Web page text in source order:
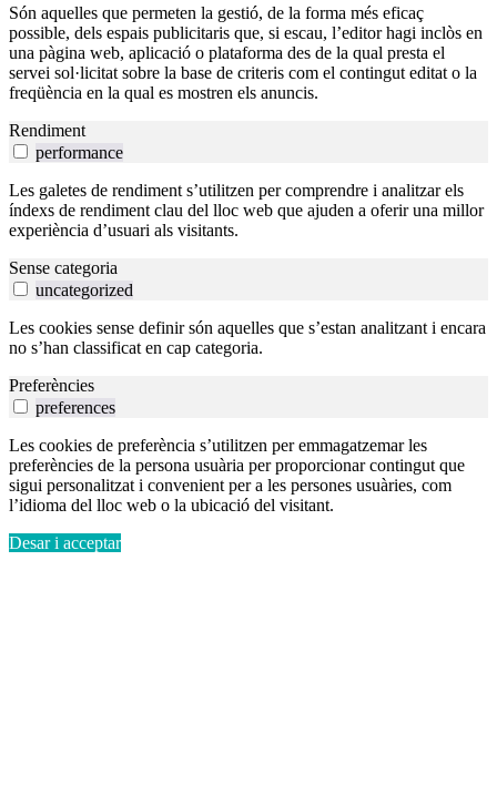
Són aquelles que permeten la gestió, de la forma més eficaç
possible, dels espais publicitaris que, si escau, l’editor hagi inclòs en
una pàgina web, aplicació o plataforma des de la qual presta el
servei sol·licitat sobre la base de criteris com el contingut editat o la
freqüència en la qual es mostren els anuncis.
Rendiment
performance
Les galetes de rendiment s’utilitzen per comprendre i analitzar els
índexs de rendiment clau del lloc web que ajuden a oferir una millor
experiència d’usuari als visitants.
Sense categoria
uncategorized
Les cookies sense definir són aquelles que s’estan analitzant i encara
no s’han classificat en cap categoria.
Preferències
preferences
Les cookies de preferència s’utilitzen per emmagatzemar les
preferències de la persona usuària per proporcionar contingut que
sigui personalitzat i convenient per a les persones usuàries, com
l’idioma del lloc web o la ubicació del visitant.
Desar i acceptar